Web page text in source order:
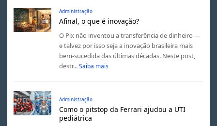
Administração
Afinal, o que é inovação?
O Pix não inventou a transferência de dinheiro —
e talvez por isso seja a inovação brasileira mais
bem-sucedida das últimas décadas. Neste post,
destr... Saiba mais
Administração
Como o pitstop da Ferrari ajudou a UTI
pediátrica